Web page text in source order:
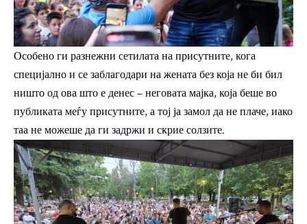
Особено ги разнежни сетилата на присутните, кога
специјално и се заблагодари на жената без која не би бил
ништо од ова што е денес – неговата мајка, која беше во
публиката меѓу присутните, а тој ја замол да не плаче, иако
таа не можеше да ги задржи и скрие солзите.